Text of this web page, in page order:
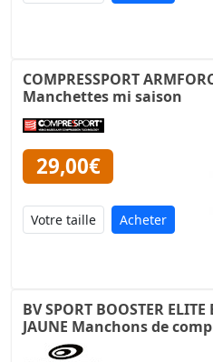
COMPRESSPORT
Manchettes mi saison
29,00€
Acheter
BV SPORT BOOSTER
JAUNE Manchons de